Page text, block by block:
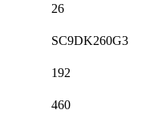
26
SC9DK260G3
192
460